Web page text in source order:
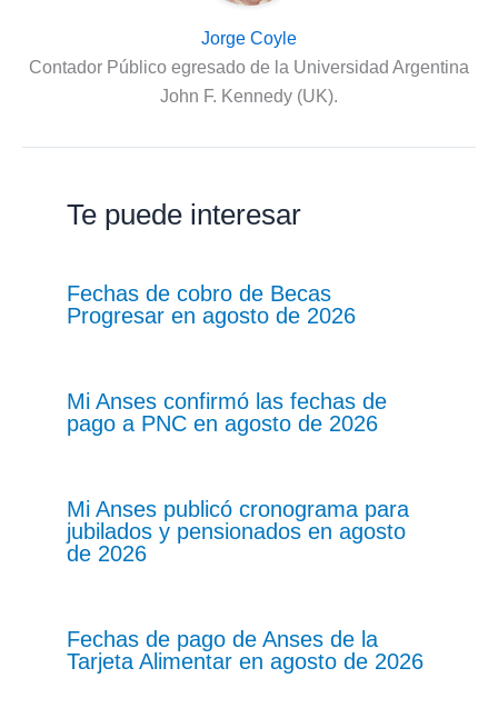
Jorge Coyle
Contador Público egresado de la Universidad Argentina
John F. Kennedy (UK).
Te puede interesar
Fechas de cobro de Becas
Progresar en agosto de 2026
Mi Anses confirmó las fechas de
pago a PNC en agosto de 2026
Mi Anses publicó cronograma para
jubilados y pensionados en agosto
de 2026
Fechas de pago de Anses de la
Tarjeta Alimentar en agosto de 2026